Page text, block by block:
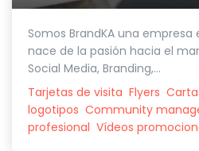
Somos BrandKA una
nace de la pasión hacia el
Social Media, Branding,...
Tarjetas de visita Flyers
logotipos Community
profesional Vídeos